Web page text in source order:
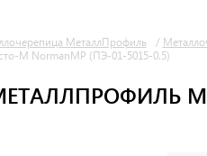
МеталлПрофиль /
M NormanMP (ПЭ-01-5015-0.5)